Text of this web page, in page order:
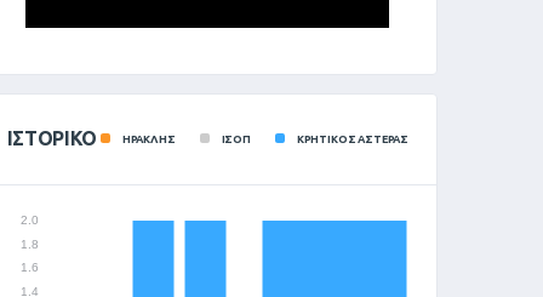
ΙΣΤΟΡΙΚΌ ΗΡΑΚΛΗΣ ΙΣΟΠ ΚΡΗΤΙΚΟΣ ΑΣΤΕΡΑΣ